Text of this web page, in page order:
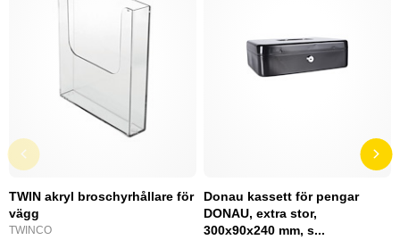
TWIN akryl broschyrhållare för
vägg
TWINCO
Donau kassett för pengar
DONAU, extra stor,
300x90x240 mm, s...